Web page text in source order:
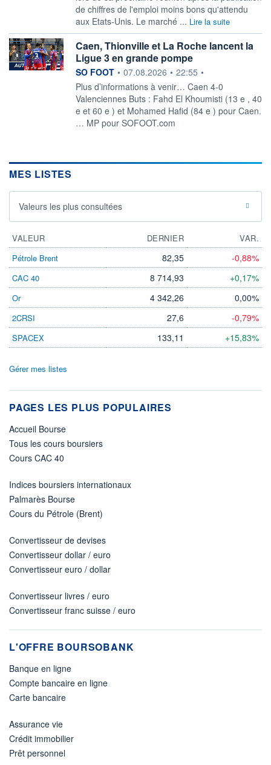
de chiffres de l'emploi moins bons qu'attendu
aux Etats-Unis. Le marché ... Lire la suite
Caen, Thionville et La Roche lancent la
Ligue 3 en grande pompe
information fournie par
SO FOOT • 07.08.2026 • 22:55 •
Plus d’informations à venir… Caen 4-0
Valenciennes Buts : Fahd El Khoumisti (13 e , 40
e et 60 e ) et Mohamed Hafid (84 e ) pour Caen.
… MP pour SOFOOT.com
MES LISTES
Valeurs les plus consultées
VALEUR DERNIER
VAR.
Pétrole Brent
82,35 -0,88%
CAC 40 8 714,93 +0,17%
Or 4 342,26 0,00%
2CRSI 27,6 -0,79%
SPACEX 133,11 +15,83%
Gérer mes listes
PAGES LES PLUS POPULAIRES
Accueil Bourse
Tous les cours boursiers
Cours CAC 40
Indices boursiers internationaux
Palmarès Bourse
Cours du Pétrole (Brent)
Convertisseur de devises
Convertisseur dollar / euro
Convertisseur euro / dollar
Convertisseur livres / euro
Convertisseur franc suisse / euro
L'OFFRE BOURSOBANK
Banque en ligne
Compte bancaire en ligne
Carte bancaire
Assurance vie
Crédit immobilier
Prêt personnel